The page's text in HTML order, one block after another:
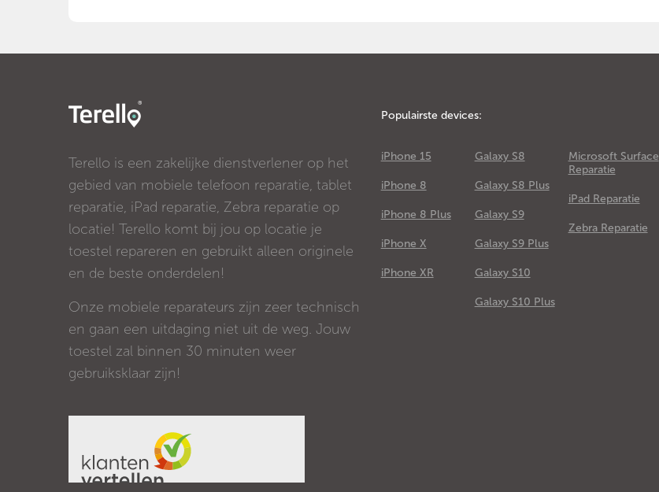
Terello is een zakelijke dienstverlener op het
gebied van mobiele telefoon reparatie, tablet
reparatie, iPad reparatie, Zebra reparatie op
locatie! Terello komt bij jou op locatie je
toestel repareren en gebruikt alleen originele
en de beste onderdelen!
Onze mobiele reparateurs zijn zeer technisch
en gaan een uitdaging niet uit de weg. Jouw
toestel zal binnen 30 minuten weer
gebruiksklaar zijn!
Populairste devices:
iPhone 15
iPhone 8
iPhone 8 Plus
iPhone X
iPhone XR
Galaxy S8
Galaxy S8 Plus
Galaxy S9
Galaxy S9 Plus
Galaxy S10
Galaxy S10 Plus
Microsoft Surface
Reparatie
iPad Reparatie
Zebra Reparatie